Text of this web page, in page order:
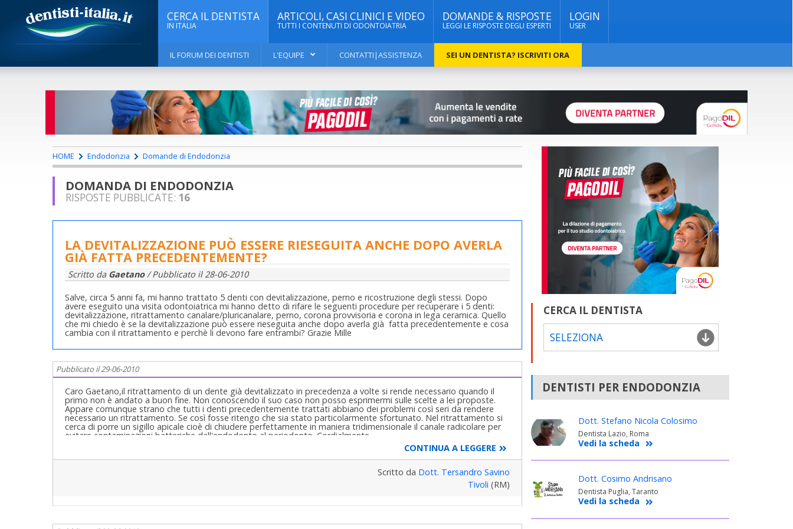
CERCA IL DENTISTA
IN ITALIA
ARTICOLI, CASI CLINICI E VIDEO
TUTTI I CONTENUTI DI ODONTOIATRIA
DOMANDE & RISPOSTE
LEGGI LE RISPOSTE DEGLI ESPERTI
LOGIN
USER
IL FORUM DEI DENTISTI L'EQUIPE CONTATTI|ASSISTENZA SEI UN DENTISTA? ISCRIVITI ORA
HOME Endodonzia Domande di Endodonzia
DOMANDA DI ENDODONZIA
RISPOSTE PUBBLICATE: 16
LA DEVITALIZZAZIONE PUÒ ESSERE RIESEGUITA ANCHE DOPO AVERLA
GIÀ FATTA PRECEDENTEMENTE?
Scritto da Gaetano/ Pubblicato il28-06-2010
Salve, circa 5 anni fa, mi hanno trattato 5 denti con devitalizzazione, perno e ricostruzione degli stessi. Dopo
avere eseguito una visita odontoiatrica mi hanno detto di rifare le seguenti procedure per recuperare i 5 denti:
devitalizzazione, ritrattamento canalare/pluricanalare, perno, corona provvisoria e corona in lega ceramica. Quello
che mi chiedo è se la devitalizzazione può essere rieseguita anche dopo averla già fatta precedentemente e cosa
cambia con il ritrattamento e perchè li devono fare entrambi? Grazie Mille
Pubblicato il 29-06-2010
Caro Gaetano,il ritrattamento di un dente già devitalizzato in precedenza a volte si rende necessario quando il
primo non è andato a buon fine. Non conoscendo il suo caso non posso esprimermi sulle scelte a lei proposte.
Appare comunque strano che tutti i denti precedentemente trattati abbiano dei problemi così seri da rendere
necessario un ritrattamento. Se così fosse ritengo che sia stato particolarmente sfortunato. Nel ritrattamento si
cerca di porre un sigillo apicale cioè di chiudere perfettamente in maniera tridimensionale il canale radicolare per
evitare contaminazioni batteriche dall'endodonto al periodonto. Cordialmente
CONTINUA A LEGGERE
Scritto da Dott. Tersandro Savino
Tivoli (RM)
CERCA IL DENTISTA
SELEZIONA
DENTISTI PER ENDODONZIA
Dott. Stefano Nicola Colosimo
Dentista Lazio, Roma
Vedi la scheda
Dott. Cosimo Andrisano
Dentista Puglia, Taranto
Vedi la scheda